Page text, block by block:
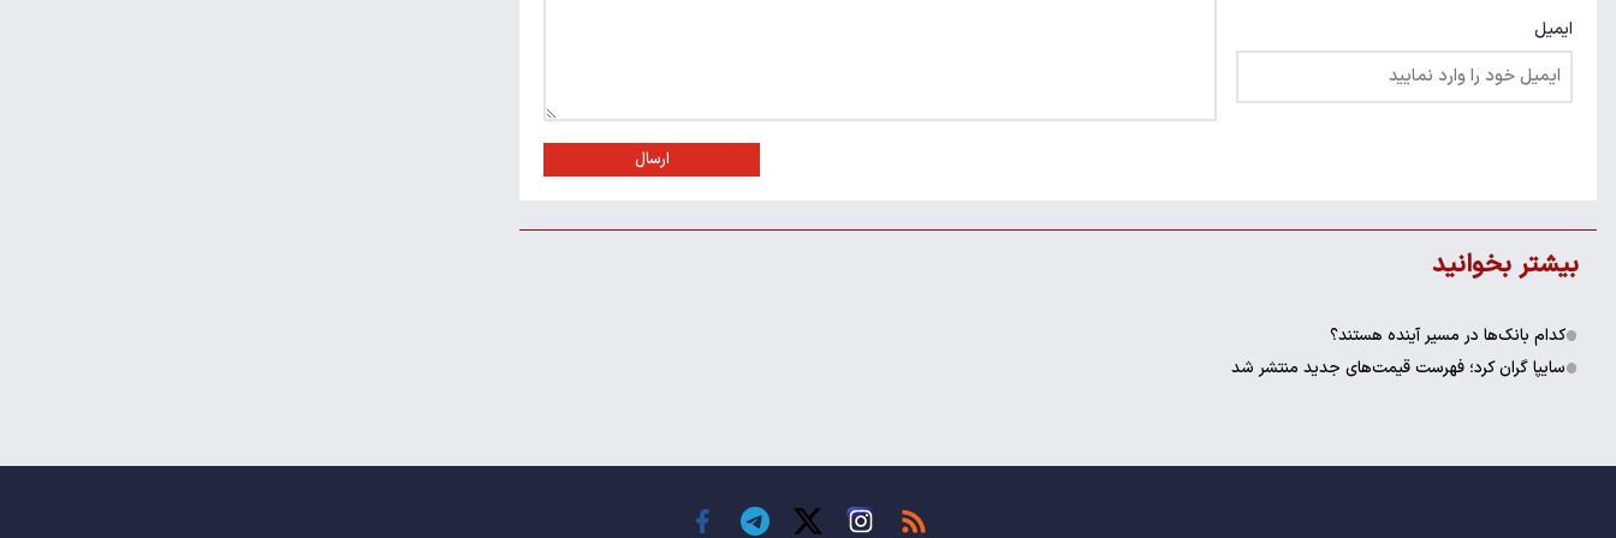
ایمیل
ارسال
بیشتر بخوانید
کدام بانک‌ها در مسیر آینده هستند؟
سایپا گران کرد؛ فهرست قیمت‌های جدید منتشر شد